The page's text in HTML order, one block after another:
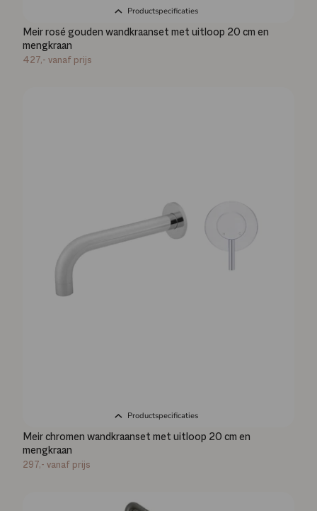
Productspecificaties
Meir rosé gouden wandkraanset met uitloop 20 cm en
mengkraan
427,- vanaf prijs
Productspecificaties
Meir chromen wandkraanset met uitloop 20 cm en
mengkraan
297,- vanaf prijs